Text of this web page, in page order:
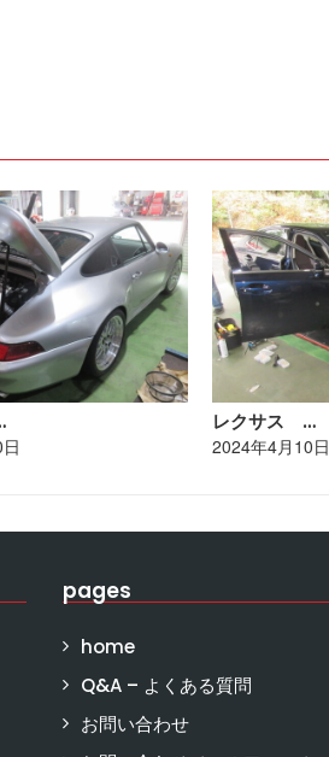
レクサス …
2024年4月10日
pages
home
Q&A – よくある質問
お問い合わせ